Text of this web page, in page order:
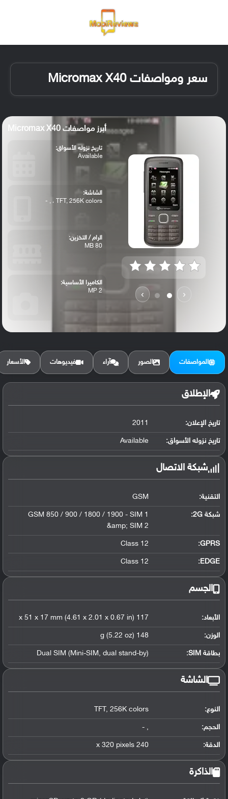
سعر ومواصفات Micromax X40
‹
›
أبرز مواصفات Micromax X40
تاريخ نزوله الأسواق:
Available
الشاشة:
TFT, 256K colors ، , -
الرام / التخزين:
80 MB
الكاميرا الأساسية:
2 MP
المواصفات الصور آراء فيديوهات الأسعار
الإطلاق
تاريخ الإعلان: 2011
تاريخ نزوله الأسواق: Available
شبكة الاتصال
التقنية: GSM
شبكة 2G:
GSM 850 / 900 / 1800 / 1900 - SIM 1
&amp; SIM 2
GPRS:
Class 12
EDGE:
Class 12
الجسم
الأبعاد: 117 x 51 x 17 mm (4.61 x 2.01 x 0.67 in)
الوزن: 148 g (5.22 oz)
بطاقة SIM: Dual SIM (Mini-SIM, dual stand-by)
الشاشة
النوع: TFT, 256K colors
الحجم: , -
الدقة: 240 x 320 pixels
الذاكرة